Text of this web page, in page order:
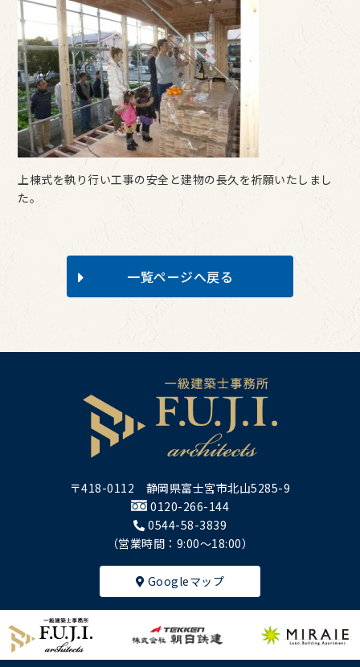
上棟式を執り行い工事の安全と建物の長久を祈願いたしまし
た。
一覧ページへ戻る
〒418-0112 静岡県富士宮市北山5285-9
0120-266-144
0544-58-3839
（営業時間：9:00～18:00）
Googleマップ